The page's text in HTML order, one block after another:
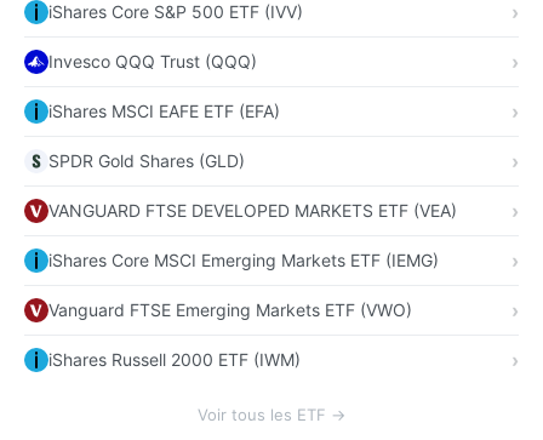
iShares Core S&P 500 ETF (IVV)
Invesco QQQ Trust (QQQ)
iShares MSCI EAFE ETF (EFA)
SPDR Gold Shares (GLD)
VANGUARD FTSE DEVELOPED MARKETS ETF (VEA)
iShares Core MSCI Emerging Markets ETF (IEMG)
Vanguard FTSE Emerging Markets ETF (VWO)
iShares Russell 2000 ETF (IWM)
Voir tous les ETF →